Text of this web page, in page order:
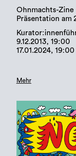
Ohnmachts-Zine
Präsentation am
9.12.2013, 19:00
17.01.2024, 19:00
Mehr